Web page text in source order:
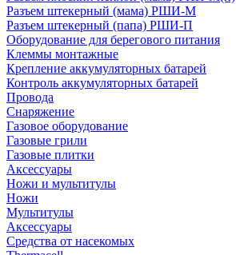
Разъем штекерный (мама) РШИ-М
Разъем штекерный (папа) РШИ-П
Оборудование для берегового питания
Клеммы монтажные
Крепление аккумуляторных батарей
Контроль аккумуляторных батарей
Провода
Снаряжение
Газовое оборудование
Газовые грили
Газовые плитки
Аксессуары
Ножи и мультитулы
Ножи
Мультитулы
Аксессуары
Средства от насекомых